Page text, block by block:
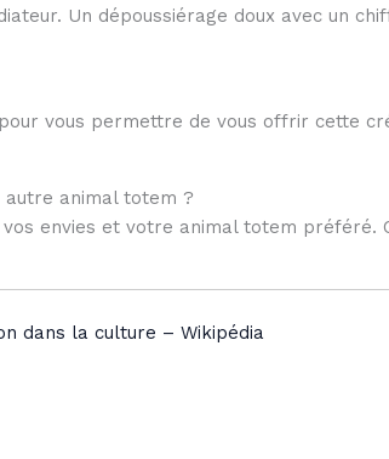
Un dépoussiérage doux avec un
vous permettre de vous offrir cette
autre animal totem ?
envies et votre animal totem préféré.
dans la culture – Wikipédia